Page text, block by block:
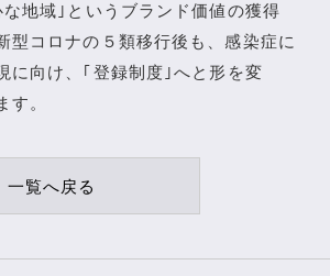
地域｣というブランド価値の獲得
型コロナの５類移行後も、感染症に
に向け、｢登録制度｣へと形を変
す。
一覧へ戻る